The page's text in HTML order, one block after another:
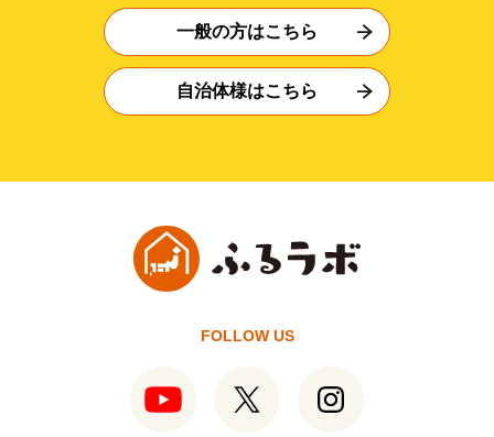
一般の方はこちら
自治体様はこちら
FOLLOW US